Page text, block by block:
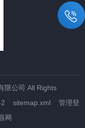
限公司 All Rights
sitemap.xml
管理登
网